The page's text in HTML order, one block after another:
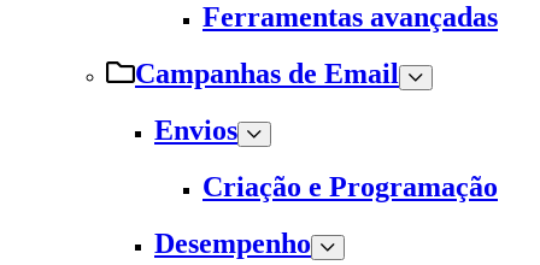
Ferramentas avançadas
Campanhas de Email
Envios
Criação e Programação
Desempenho